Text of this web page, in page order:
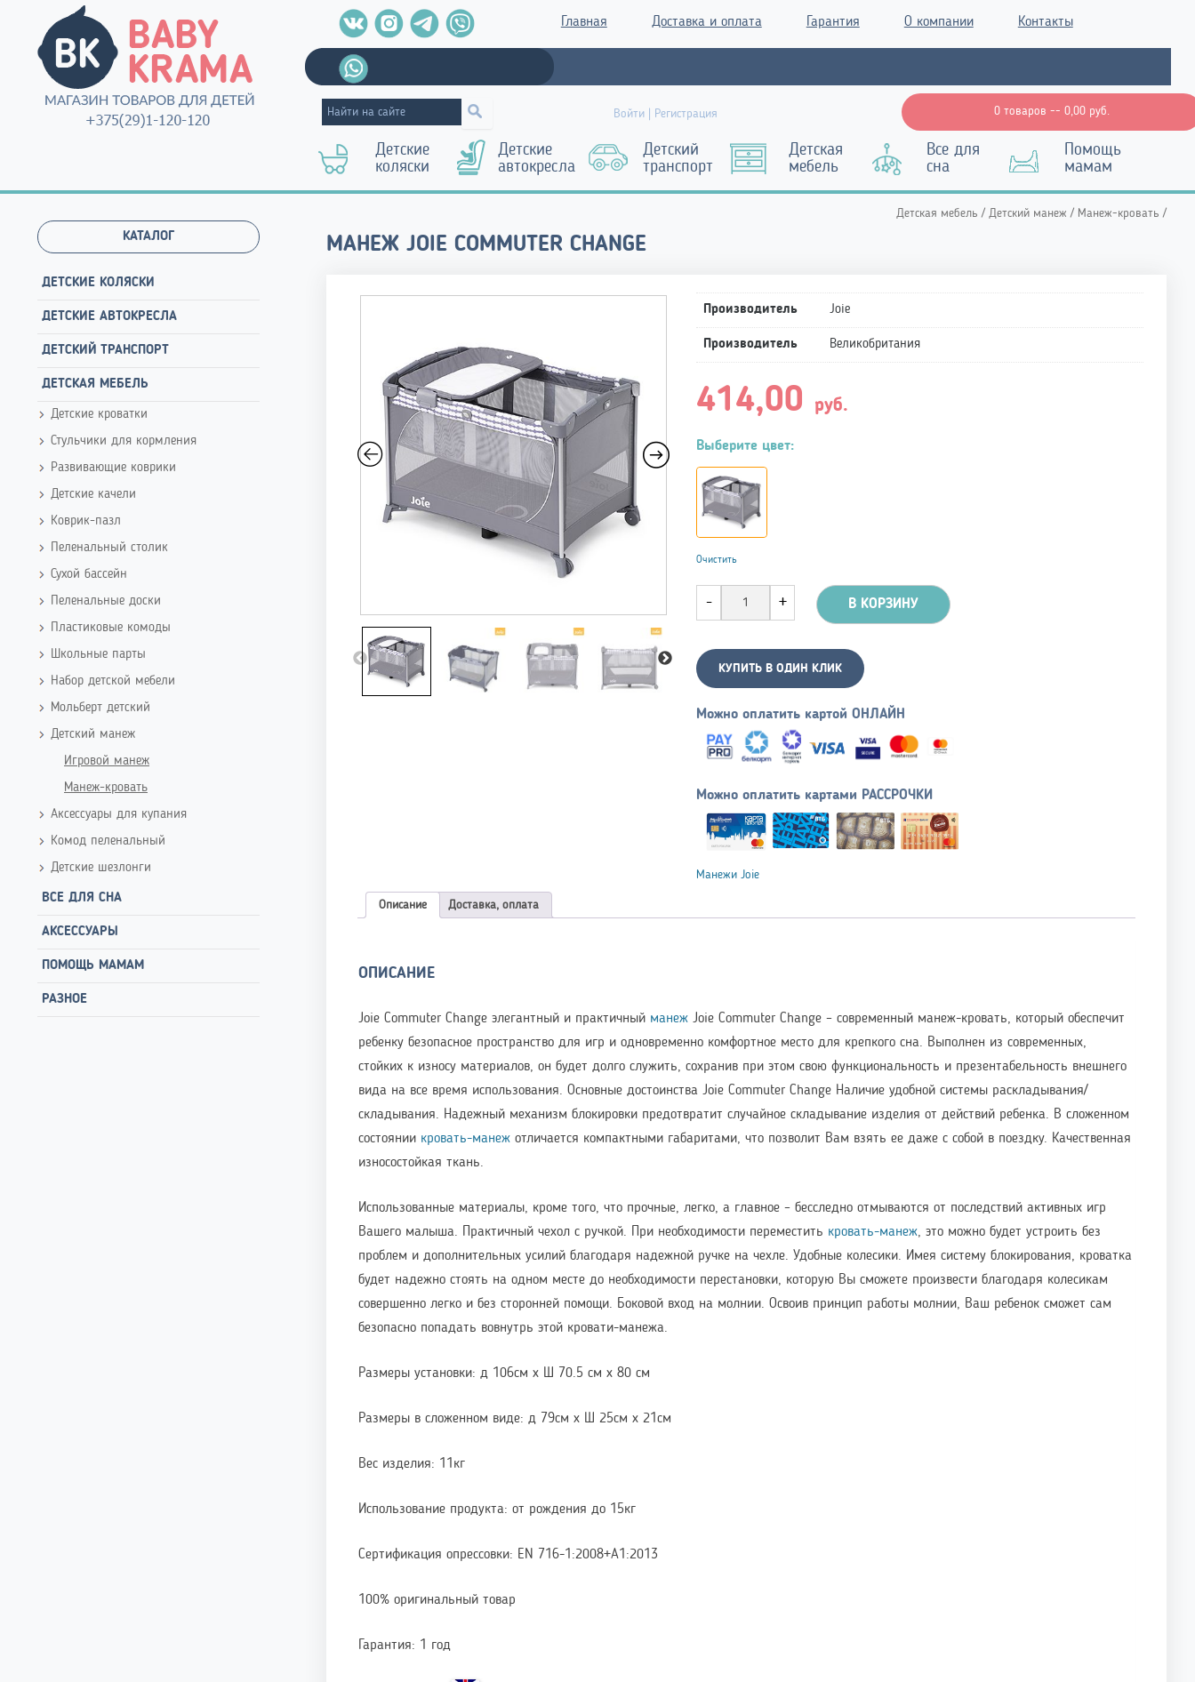
Главная Доставка и оплата Гарантия О компании Контакты
Войти | Регистрация 0 товаров -- 0,00 руб.
Детские
коляски
Детские
автокресла
Детский
транспорт
Детская
мебель
Все для
сна
Помощь
мамам
КАТАЛОГ
ДЕТСКИЕ КОЛЯСКИ
ДЕТСКИЕ АВТОКРЕСЛА
ДЕТСКИЙ ТРАНСПОРТ
ДЕТСКАЯ МЕБЕЛЬ
Детские кроватки
Стульчики для кормления
Развивающие коврики
Детские качели
Коврик-пазл
Пеленальный столик
Сухой бассейн
Пеленальные доски
Пластиковые комоды
Школьные парты
Набор детской мебели
Мольберт детский
Детский манеж
Игровой манеж
Манеж-кровать
Аксессуары для купания
Комод пеленальный
Детские шезлонги
ВСЕ ДЛЯ СНА
АКСЕССУАРЫ
ПОМОЩЬ МАМАМ
РАЗНОЕ
Детская мебель / Детский манеж / Манеж-кровать /
МАНЕЖ JOIE COMMUTER CHANGE
Производитель Joie
Производитель Великобритания
414,00 руб.
Выберите цвет:
Очистить
В КОРЗИНУ
КУПИТЬ В ОДИН КЛИК
Можно оплатить картой ОНЛАЙН
Можно оплатить картами РАССРОЧКИ
Манежи Joie
Описание Доставка, оплата
ОПИСАНИЕ
Joie Commuter Change элегантный и практичный манеж Joie Commuter Change – современный манеж-кровать, который обеспечит
ребенку безопасное пространство для игр и одновременно комфортное место для крепкого сна. Выполнен из современных,
стойких к износу материалов, он будет долго служить, сохранив при этом свою функциональность и презентабельность внешнего
вида на все время использования. Основные достоинства Joie Commuter Change Наличие удобной системы раскладывания/
складывания. Надежный механизм блокировки предотвратит случайное складывание изделия от действий ребенка. В сложенном
состоянии кровать-манеж отличается компактными габаритами, что позволит Вам взять ее даже с собой в поездку. Качественная
износостойкая ткань.
Использованные материалы, кроме того, что прочные, легко, а главное – бесследно отмываются от последствий активных игр
Вашего малыша. Практичный чехол с ручкой. При необходимости переместить кровать-манеж, это можно будет устроить без
проблем и дополнительных усилий благодаря надежной ручке на чехле. Удобные колесики. Имея систему блокирования, кроватка
будет надежно стоять на одном месте до необходимости перестановки, которую Вы сможете произвести благодаря колесикам
совершенно легко и без сторонней помощи. Боковой вход на молнии. Освоив принцип работы молнии, Ваш ребенок сможет сам
безопасно попадать вовнутрь этой кровати-манежа.
Размеры установки: д 106см х Ш 70.5 см х 80 см
Размеры в сложенном виде: д 79см х Ш 25см х 21см
Вес изделия: 11кг
Использование продукта: от рождения до 15кг
Сертификация опрессовки: EN 716-1:2008+А1:2013
100% оригинальный товар
Гарантия: 1 год